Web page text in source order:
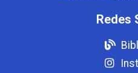
Redes